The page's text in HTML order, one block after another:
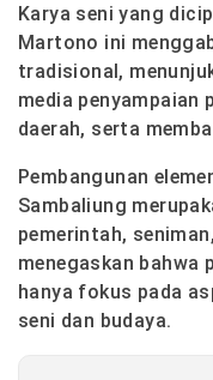
Karya seni yang
Martono ini
tradisional,
media penyampaian
daerah, serta
Pembangunan
Sambaliung
pemerintah,
menegaskan
hanya fokus pada
seni dan budaya.